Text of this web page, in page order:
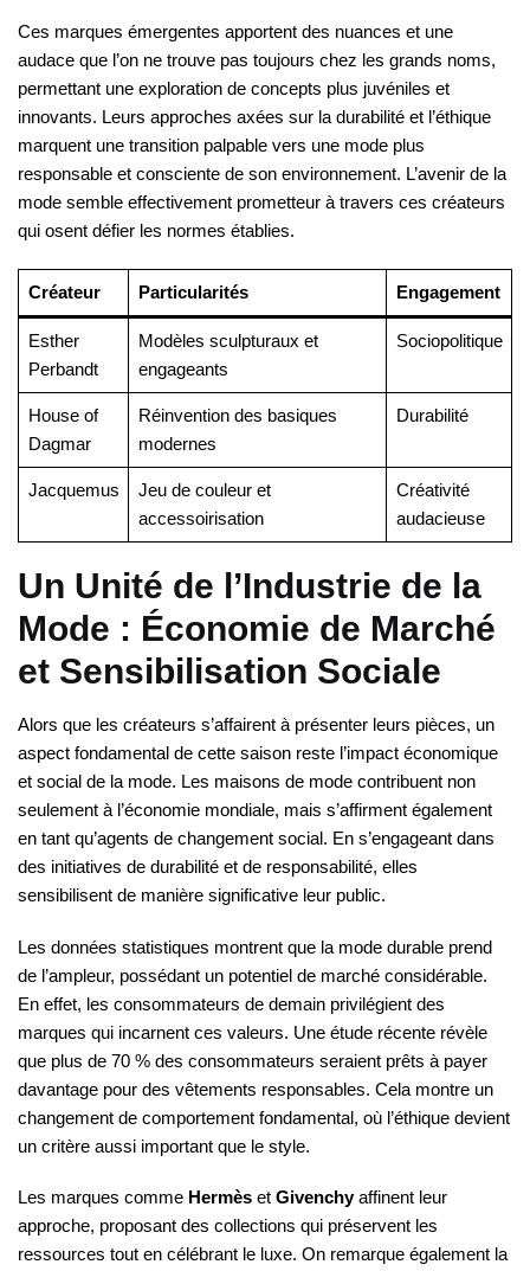
Ces marques émergentes apportent des nuances et une
audace que l’on ne trouve pas toujours chez les grands noms,
permettant une exploration de concepts plus juvéniles et
innovants. Leurs approches axées sur la durabilité et l’éthique
marquent une transition palpable vers une mode plus
responsable et consciente de son environnement. L’avenir de la
mode semble effectivement prometteur à travers ces créateurs
qui osent défier les normes établies.
Créateur Particularités Engagement
Esther
Perbandt
Modèles sculpturaux et
engageants
Sociopolitique
House of
Dagmar
Réinvention des basiques
modernes
Durabilité
Jacquemus
Jeu de couleur et
accessoirisation
Créativité
audacieuse
Un Unité de l’Industrie de la
Mode : Économie de Marché
et Sensibilisation Sociale
Alors que les créateurs s’affairent à présenter leurs pièces, un
aspect fondamental de cette saison reste l’impact économique
et social de la mode. Les maisons de mode contribuent non
seulement à l’économie mondiale, mais s’affirment également
en tant qu’agents de changement social. En s’engageant dans
des initiatives de durabilité et de responsabilité, elles
sensibilisent de manière significative leur public.
Les données statistiques montrent que la mode durable prend
de l’ampleur, possédant un potentiel de marché considérable.
En effet, les consommateurs de demain privilégient des
marques qui incarnent ces valeurs. Une étude récente révèle
que plus de 70 % des consommateurs seraient prêts à payer
davantage pour des vêtements responsables. Cela montre un
changement de comportement fondamental, où l’éthique devient
un critère aussi important que le style.
Les marques comme Hermès et Givenchyaffinent leur
approche, proposant des collections qui préservent les
ressources tout en célébrant le luxe. On remarque également la